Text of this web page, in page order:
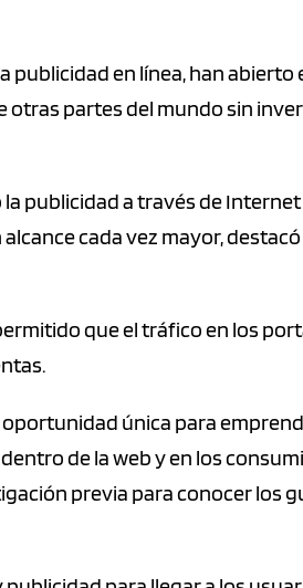
publicidad en línea, han abierto
otras partes del mundo sin
publicidad a través de
cada vez mayor, destacó
que el tráfico en los
única para
de la web y en los
previa para conocer los